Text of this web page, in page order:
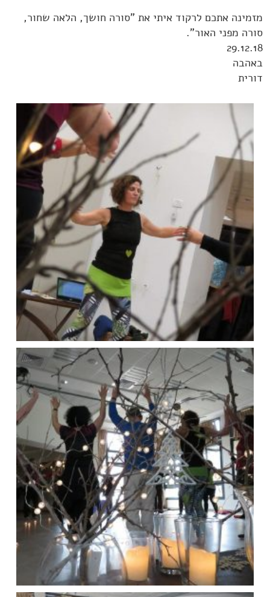
מזמינה אתכם לרקוד איתי את "סורה חושך, הלאה שחור,
סורה מפני האור".
29.12.18
באהבה
דורית